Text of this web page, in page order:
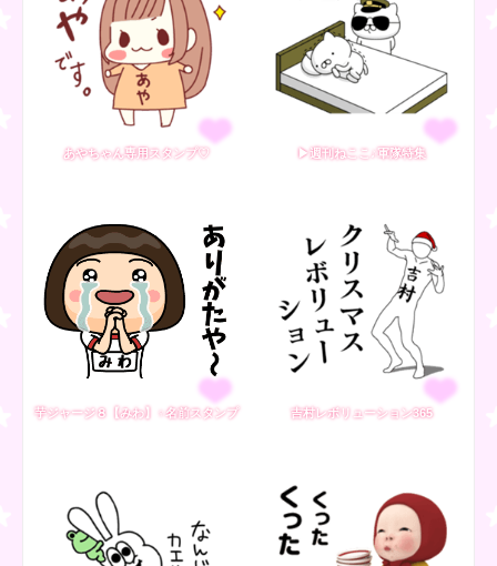
あやちゃん専用スタンプ♡ ▶週刊ねここ♪軍隊特集
芋ジャージ８【みわ】♀名前スタンプ 吉村レボリューション365